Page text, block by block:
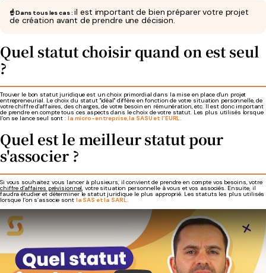
☝️ Dans tous les cas : il est important de bien préparer votre projet
de création avant de prendre une décision.
Quel statut choisir quand on est seul
?
Trouver le bon statut juridique est un choix primordial dans la mise en place d'un projet
entrepreneurial. Le choix du statut "idéal" diffère en fonction de votre situation personnelle, de
votre chiffre d'affaires, des charges, de votre besoin en rémunération, etc. Il est donc important
de prendre en compte tous ces aspects dans le choix de votre statut. Les plus utilisés lorsque
l’on se lance seul sont : la micro-entreprise, la SASU et l’EURL.
Quel est le meilleur statut pour
s'associer ?
Si vous souhaitez vous lancer à plusieurs, il convient de prendre en compte vos besoins, votre
chiffre d'affaires prévisionnel, votre situation personnelle à vous et vos associés. Ensuite, il
faudra étudier et déterminer le statut juridique le plus approprié. Les statuts les plus utilisés
lorsque l’on s’associe sont la SAS et la SARL.